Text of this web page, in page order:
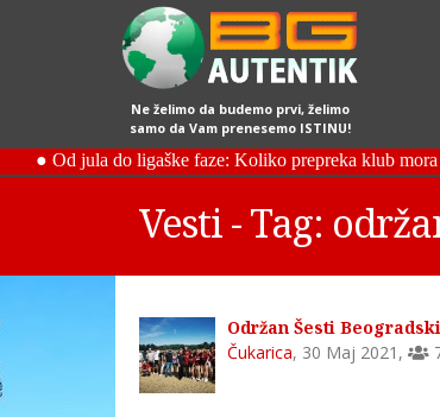
Ne želimo da budemo prvi, želimo
samo da Vam prenesemo ISTINU!
Vesti - Tag:
Održan Šesti
Čukarica, 30 Maj 2021 ,